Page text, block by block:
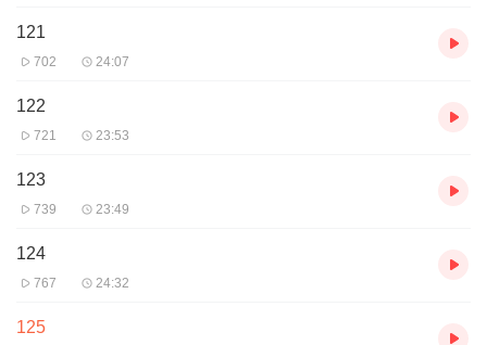
121
702 24:07
122
721 23:53
123
739 23:49
124
767 24:32
125